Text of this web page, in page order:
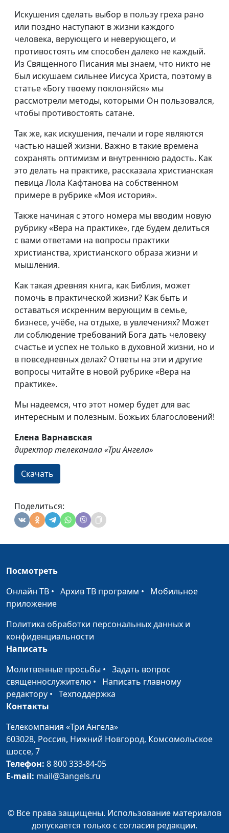
Искушения сделать выбор в пользу греха рано
или поздно наступают в жизни каждого
человека, верующего и неверующего, и
противостоять им способен далеко не каждый.
Из Священного Писания мы знаем, что никто не
был искушаем сильнее Иисуса Христа, поэтому в
статье «Богу твоему поклоняйся» мы
рассмотрели методы, которыми Он пользовался,
чтобы противостоять сатане.
Так же, как искушения, печали и горе являются
частью нашей жизни. Важно в такие времена
сохранять оптимизм и внутреннюю радость. Как
это делать на практике, рассказала христианская
певица Лола Кафтанова на собственном
примере в рубрике «Моя история».
Также начиная с этого номера мы вводим новую
рубрику «Вера на практике», где будем делиться
с вами ответами на вопросы практики
христианства, христианского образа жизни и
мышления.
Как такая древняя книга, как Библия, может
помочь в практической жизни? Как быть и
оставаться искренним верующим в семье,
бизнесе, учёбе, на отдыхе, в увлечениях? Может
ли соблюдение требований Бога дать человеку
счастье и успех не только в духовной жизни, но и
в повседневных делах? Ответы на эти и другие
вопросы читайте в новой рубрике «Вера на
практике».
Мы надеемся, что этот номер будет для вас
интересным и полезным. Божьих благословений!
Елена Варнавская
директор телеканала «Три Ангела»
Скачать
Поделиться:
Посмотреть
Онлайн ТВ • Архив ТВ программ • Мобильное
приложение
Политика обработки персональных данных и
конфиденциальности
Написать
Молитвенные просьбы • Задать вопрос
священнослужителю • Написать главному
редактору • Техподдержка
Контакты
Телекомпания «Три Ангела»
603028, Россия, Нижний Новгород, Комсомольское
шоссе, 7
Телефон: 8 800 333-84-05
E-mail: mail@3angels.ru
© Все права защищены. Использование материалов
допускается только с согласия редакции.